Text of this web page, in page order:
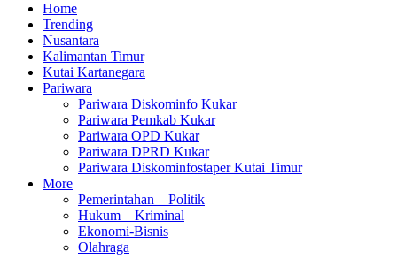
Home
Trending
Nusantara
Kalimantan Timur
Kutai Kartanegara
Pariwara
Pariwara Diskominfo Kukar
Pariwara Pemkab Kukar
Pariwara OPD Kukar
Pariwara DPRD Kukar
Pariwara Diskominfostaper Kutai Timur
More
Pemerintahan – Politik
Hukum – Kriminal
Ekonomi-Bisnis
Olahraga